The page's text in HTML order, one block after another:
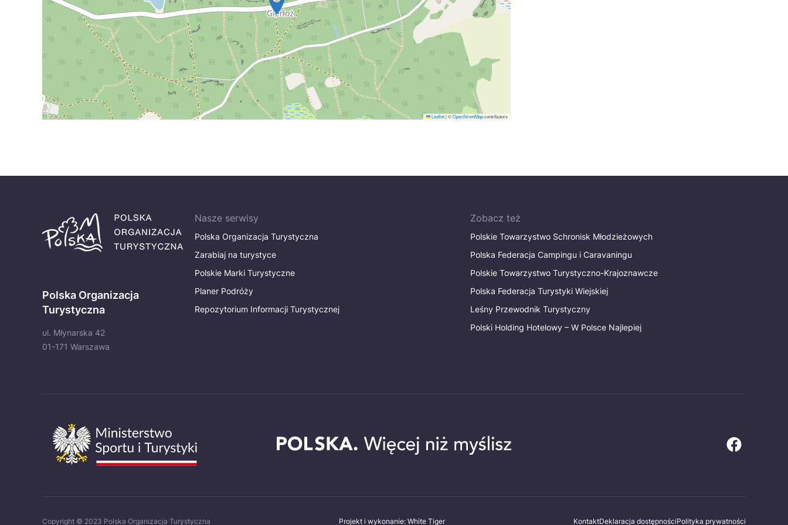
Leaflet|©OpenStreetMapcontributors
Polska Organizacja
Turystyczna
ul. Młynarska 42
01-171 Warszawa
Nasze serwisy
Polska Organizacja Turystyczna
Zarabiaj na turystyce
Polskie Marki Turystyczne
Planer Podróży
Repozytorium Informacji Turystycznej
Zobacz też
Polskie Towarzystwo Schronisk Młodzieżowych
Polska Federacja Campingu i Caravaningu
Polskie Towarzystwo Turystyczno-Krajoznawcze
Polska Federacja Turystyki Wiejskiej
Leśny Przewodnik Turystyczny
Polski Holding Hotelowy – W Polsce Najlepiej
KontaktDeklaracja dostępnościPolityka prywatności
Copyright © 2023 Polska Organizacja Turystyczna Projekt i wykonanie: White Tiger